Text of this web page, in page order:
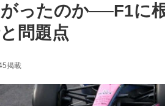
ったのか──F1に
問題点
掲載